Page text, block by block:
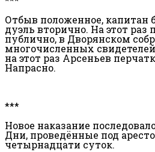
Отбыв положенное, капитан
дуэль вторично. На этот раз
публично, в Дворянском
многочисленных
на этот раз Арсеньев
Напрасно.
***
Новое наказание
Дни, проведённые под
четырнадцати суток.